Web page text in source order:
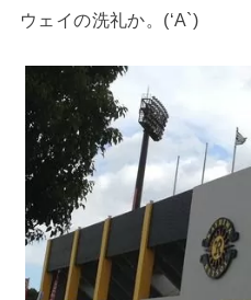
ウェイの洗礼か。(‘A`)